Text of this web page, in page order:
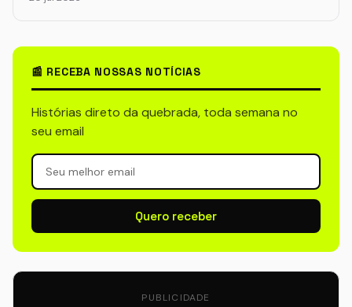
📰 RECEBA NOSSAS NOTÍCIAS
Histórias direto da quebrada, toda semana no
seu email
Quero receber
PUBLICIDADE